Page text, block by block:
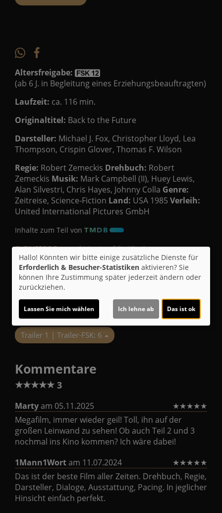
Altersfreigabe:
(ab 6 J. in Begleitung eines Erziehungsbeauftragten)
Laufzeit: ca. 116 min.
Originaltitel: Back to the Future
Darsteller: Michael J. Fox, Christopher Lloyd, Lea
Thompson, Crispin Glover, Thomas F. Wilson
Regie: Robert Zemeckis Drehbuch: Robert
Zemeckis Musik: Mark Campbell (II), Huey Lewis,
Alan Silvestri, Chris Hayes, Johnny Colla Genre:
Zeitreise, Science-Fiction Land: USA 1985Verleih:
United International Pictures GmbH
Inhalte zum Teil von
© CINEPROG ...macht Lust auf Ihr Kino!
Möchten Sie vonYoutube (Trailer ansehen)
bereitgestellte externe Inhalte laden?
Trailer 1 | Trailer-FSK: 6
Kommentare
★★★★★ 3
Martyam 05.11.2025 ★★★★★
Megafilm, immer wieder geil! Toll, ihn auf der
großen Leinwand zu sehen! Ob auch Teil 2 und 3
nochmal ins Kino kommen? Ich wäre dabei!
1Mann1Wortam 11.07.2024 ★★★★★
Das ist der beste Film aller Zeiten. Drehbuch, Regie,
Darsteller, Dialoge, Ausstattung, Pacing. In jeglicher
Hinsicht einfach perfekt.
Hallo! Könnten wir bitte einige zusätzliche Dienste für
Erforderlich & Besucher-Statistiken aktivieren? Sie
können Ihre Zustimmung später jederzeit ändern oder
zurückziehen.
Lassen Sie mich wählen Ich lehne ab Das ist ok